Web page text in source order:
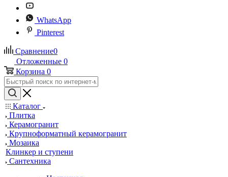
WhatsApp
Pinterest
Сравнение0
Отложенные 0
Корзина 0
Каталог
Плитка
Керамогранит
Крупноформатный керамогранит
Мозаика
Клинкер и ступени
Сантехника